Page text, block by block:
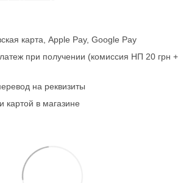
карта, Apple Pay, Google Pay
при получении (комиссия НП 20 грн +
на реквизиты
картой в магазине